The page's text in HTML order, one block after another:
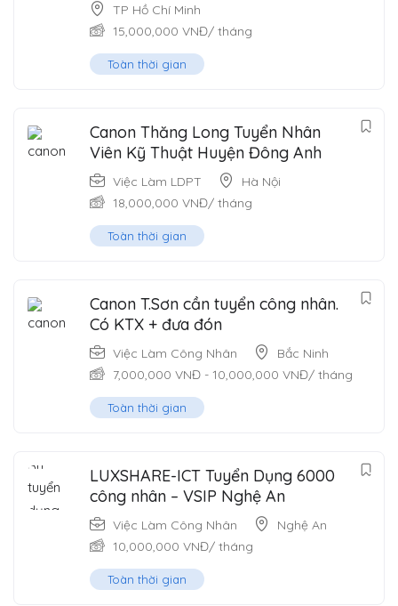
TP Hồ Chí Minh
15,000,000 VNĐ/ tháng
Toàn thời gian
Canon Thăng Long Tuyển Nhân
Viên Kỹ Thuật Huyện Đông Anh
Việc Làm LDPT
Hà Nội
18,000,000 VNĐ/ tháng
Toàn thời gian
Canon T.Sơn cần tuyển công nhân.
Có KTX + đưa đón
Việc Làm Công Nhân
Bắc Ninh
7,000,000 VNĐ - 10,000,000 VNĐ/ tháng
Toàn thời gian
LUXSHARE-ICT Tuyển Dụng 6000
công nhân – VSIP Nghệ An
Việc Làm Công Nhân
Nghệ An
10,000,000 VNĐ/ tháng
Toàn thời gian